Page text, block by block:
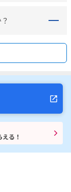
る！